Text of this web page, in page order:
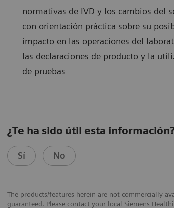
normativas de IVD y los cambios del
con orientación práctica sobre su
impacto en las operaciones del
las declaraciones de producto y la
de pruebas
¿Te ha sido útil esta
Sí No
The products/features herein are not commercially
guaranteed. Please contact your local Siemens